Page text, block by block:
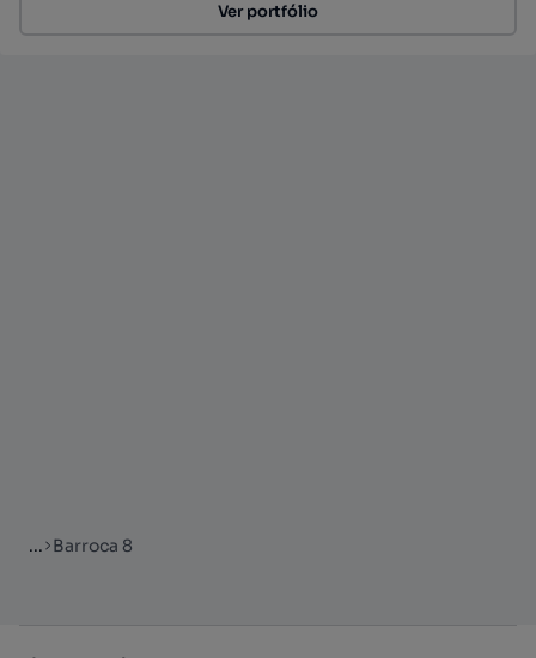
Ver portfólio
... Barroca 8